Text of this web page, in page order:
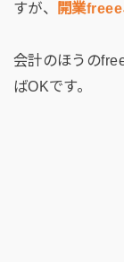
すが、 開業
会計のほうの
ばOKです。